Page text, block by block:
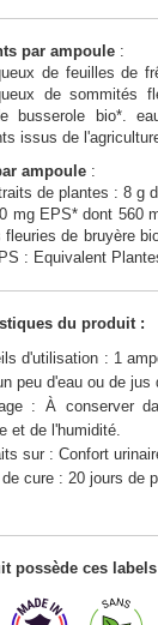
par ampoule:
de feuilles de
de sommités
busserole bio*.
issus de
ampoule:
de plantes : 8 g
mg EPS* dont 560
fleuries de bruyère
: Equivalent
du produit :
d'utilisation : 1
peu d'eau ou de jus
: À conserver
et de l'humidité.
sur : Confort
de cure : 20 jours de
possède ces